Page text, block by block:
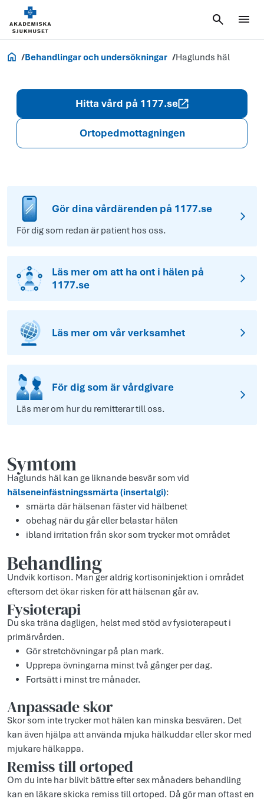
Akademiska.se
Behandlingar och undersökningar Haglunds häl
Hitta vård på 1177.se
Ortoped­mottagningen
Gör dina vårdärenden på 1177.se
För dig som redan är patient hos oss.
Läs mer om att ha ont i hälen på
1177.se
Läs mer om vår verksamhet
För dig som är vårdgivare
Läs mer om hur du remitterar till oss.
Symtom
Haglunds häl kan ge liknande besvär som vid
hälseneinfästningssmärta (insertalgi):
smärta där hälsenan fäster vid hälbenet
obehag när du går eller belastar hälen
ibland irritation från skor som trycker mot området
Behandling
Undvik kortison. Man ger aldrig kortisoninjektion i området
eftersom det ökar risken för att hälsenan går av.
Fysioterapi
Du ska träna dagligen, helst med stöd av fysioterapeut i
primärvården.
Gör stretchövningar på plan mark.
Upprepa övningarna minst två gånger per dag.
Fortsätt i minst tre månader.
Anpassade skor
Skor som inte trycker mot hälen kan minska besvären. Det
kan även hjälpa att använda mjuka hälkuddar eller skor med
mjukare hälkappa.
Remiss till ortoped
Om du inte har blivit bättre efter sex månaders behandling
kan en läkare skicka remiss till ortoped. Då gör man oftast en